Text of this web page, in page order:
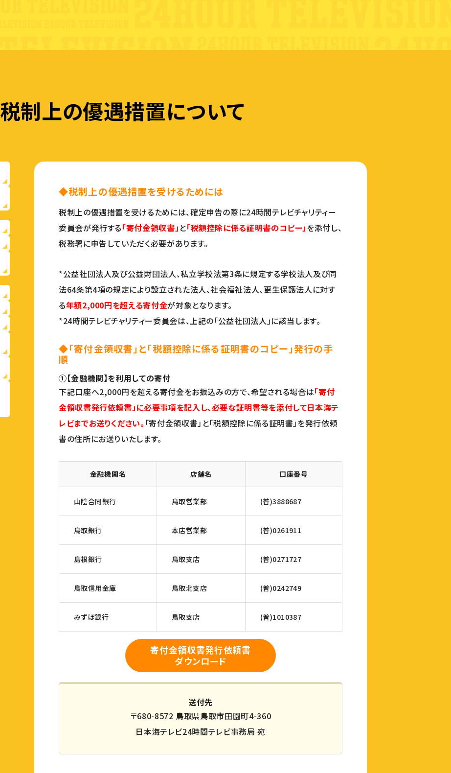
税制上の優遇措置について
◆税制上の優遇措置を受けるためには
税制上の優遇措置を受けるためには、確定申告の際に24時間テレビチャリティー
委員会が発行する「寄付金領収書」 と「税額控除に係る証明書のコピー」を添付し、
税務署に申告していただく必要があります。
*公益社団法人及び公益財団法人、私立学校法第3条に規定する学校法人及び同
法64条第4項の規定により設立された法人、社会福祉法人、更生保護法人に対す
る年額2,000円を超える寄付金が対象となります。
*24時間テレビチャリティー委員会は、上記の「公益社団法人」に該当します。
◆「寄付金領収書」と「税額控除に係る証明書のコピー」発行の手
順
①【金融機関】を利用しての寄付
下記口座へ2,000円を超える寄付金をお振込みの方で、希望される場合は「寄付
金領収書発行依頼書」に必要事項を記入し、必要な証明書等を添付して日本海テ
レビまでお送りください。 「寄付金領収書」と「税額控除に係る証明書」を発行依頼
書の住所にお送りいたします。
金融機関名 店舗名 口座番号
山陰合同銀行 鳥取営業部 (普)3888687
鳥取銀行 本店営業部 (普)0261911
島根銀行 鳥取支店 (普)0271727
鳥取信用金庫 鳥取北支店 (普)0242749
みずほ銀行 鳥取支店 (普)1010387
寄付金領収書発行依頼書
ダウンロード
送付先
〒680-8572 鳥取県鳥取市田園町4-360
日本海テレビ24時間テレビ事務局 宛